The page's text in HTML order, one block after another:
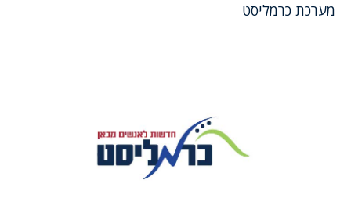
מערכת כרמליסט